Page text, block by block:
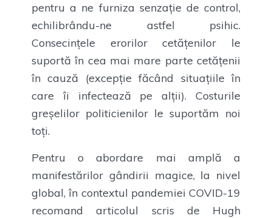
pentru a ne furniza senzație de control,
echilibrându-ne astfel psihic.
Consecințele erorilor cetățenilor le
suportă în cea mai mare parte cetățenii
în cauză (excepție făcând situațiile în
care îi infectează pe alții). Costurile
greșelilor politicienilor le suportăm noi
toți.
Pentru o abordare mai amplă a
manifestărilor gândirii magice, la nivel
global, în contextul pandemiei COVID-19
recomand articolul scris de Hugh